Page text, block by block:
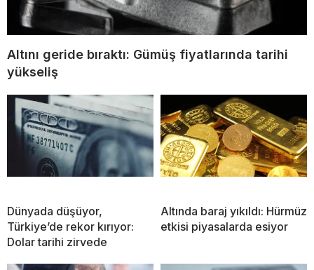
Altını geride bıraktı: Gümüş fiyatlarında tarihi
yükseliş
Dünyada düşüyor,
Türkiye’de rekor kırıyor:
Dolar tarihi zirvede
Altında baraj yıkıldı: Hürmüz
etkisi piyasalarda esiyor